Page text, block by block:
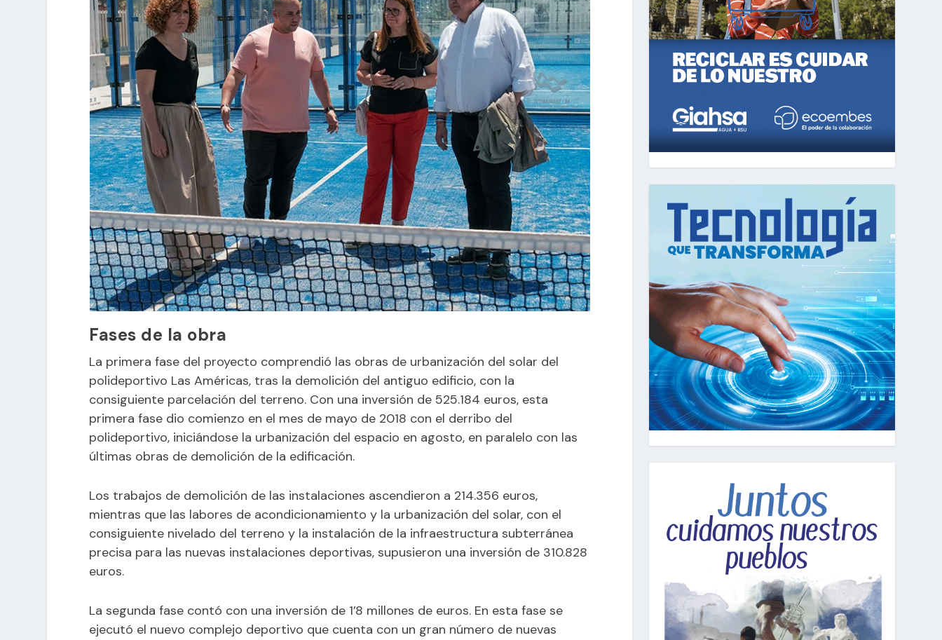
Fases de la obra
La primera fase del proyecto comprendió las obras de urbanización del solar del
polideportivo Las Américas, tras la demolición del antiguo edificio, con la
consiguiente parcelación del terreno. Con una inversión de 525.184 euros, esta
primera fase dio comienzo en el mes de mayo de 2018 con el derribo del
polideportivo, iniciándose la urbanización del espacio en agosto, en paralelo con las
últimas obras de demolición de la edificación.
Los trabajos de demolición de las instalaciones ascendieron a 214.356 euros,
mientras que las labores de acondicionamiento y la urbanización del solar, con el
consiguiente nivelado del terreno y la instalación de la infraestructura subterránea
precisa para las nuevas instalaciones deportivas, supusieron una inversión de 310.828
euros.
La segunda fase contó con una inversión de 1’8 millones de euros. En esta fase se
ejecutó el nuevo complejo deportivo que cuenta con un gran número de nuevas